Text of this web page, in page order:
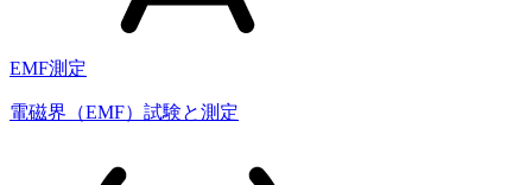
EMF測定
電磁界（EMF）試験と測定